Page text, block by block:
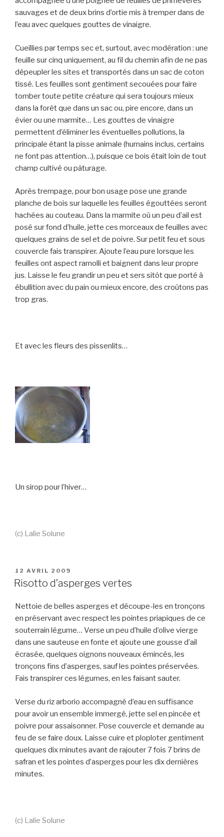
sauvages et de deux brins d’ortie mis à tremper dans de
l’eau avec quelques gouttes de vinaigre.
Cueillies par temps sec et, surtout, avec modération : une
feuille sur cinq uniquement, au fil du chemin afin de ne pas
dépeupler les sites et transportés dans un sac de coton
tissé. Les feuilles sont gentiment secouées pour faire
tomber toute petite créature qui sera toujours mieux
dans la forêt que dans un sac ou, pire encore, dans un
évier ou une marmite… Les gouttes de vinaigre
permettent d’éliminer les éventuelles pollutions, la
principale étant la pisse animale (humains inclus, certains
ne font pas attention…), puisque ce bois était loin de tout
champ cultivé ou pâturage.
Après trempage, pour bon usage pose une grande
planche de bois sur laquelle les feuilles égouttées seront
hachées au couteau. Dans la marmite où un peu d’ail est
posé sur fond d’huile, jette ces morceaux de feuilles avec
quelques grains de sel et de poivre. Sur petit feu et sous
couvercle fais transpirer. Ajoute l’eau pure lorsque les
feuilles ont aspect ramolli et baignent dans leur propre
jus. Laisse le feu grandir un peu et sers sitôt que porté à
ébullition avec du pain ou mieux encore, des croûtons pas
trop gras.
Et avec les fleurs des pissenlits…
Un sirop pour l’hiver…
(c) Lalie Solune
PUBLIÉ
LE
12 AVRIL 2009
Risotto d’asperges vertes
Nettoie de belles asperges et découpe-les en tronçons
en préservant avec respect les pointes priapiques de ce
souterrain légume… Verse un peu d’huile d’olive vierge
dans une sauteuse en fonte et ajoute une gousse d’ail
écrasée, quelques oignons nouveaux émincés, les
tronçons fins d’asperges, sauf les pointes préservées.
Fais transpirer ces légumes, en les faisant sauter.
Verse du riz arborio accompagné d’eau en suffisance
pour avoir un ensemble immergé, jette sel en pincée et
poivre pour assaisonner. Pose couvercle et demande au
feu de se faire doux. Laisse cuire et ploploter gentiment
quelques dix minutes avant de rajouter 7 fois 7 brins de
safran et les pointes d’asperges pour les dix dernières
minutes.
(c) Lalie Solune